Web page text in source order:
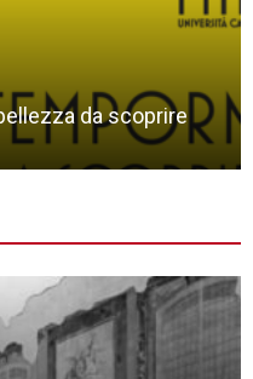
da scoprire